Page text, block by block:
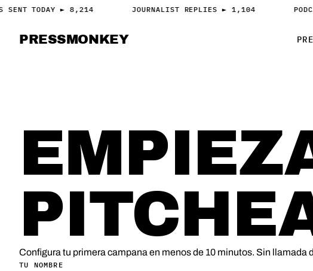
SENT TODAY ► 8,214 JOURNALIST REPLIES ► 1,104
PRESSMONKEY
Configura tu primera campana en menos de 10 minutos. Sin llamada
TU NOMBRE